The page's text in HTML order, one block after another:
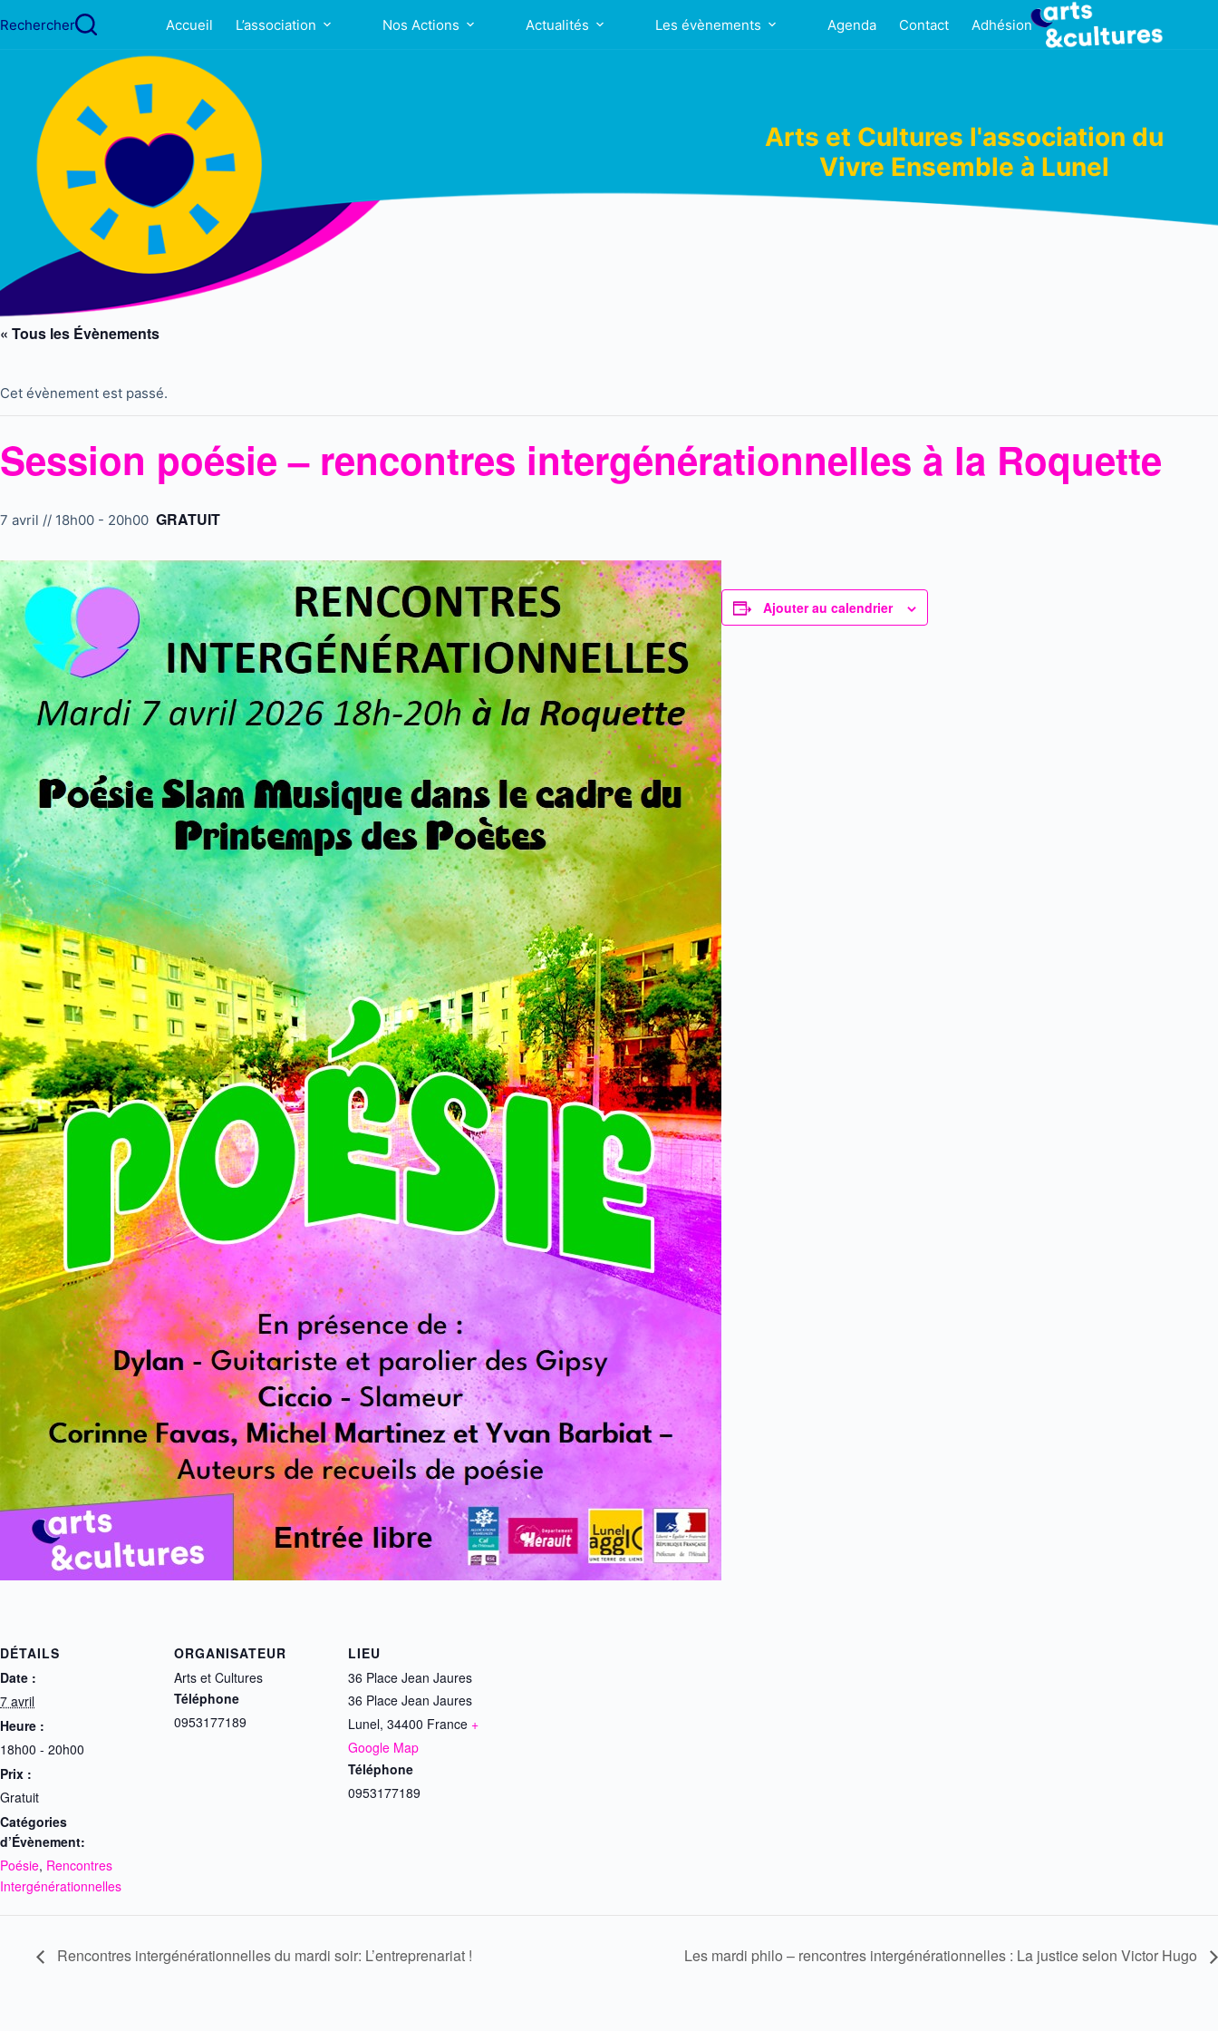
au
Rechercher Accueil L’association Nos Actions Actualités Les évènements Agenda Contact Adhésion
Arts et Cultures l'association du
Vivre Ensemble à Lunel
« Tous les Évènements
Cet évènement est passé.
Session poésie – rencontres intergénérationnelles à la Roquette
7 avril // 18h00 - 20h00 GRATUIT
Ajouter au calendrier
DÉTAILS
Date :
7 avril
Heure :
18h00 - 20h00
Prix :
Gratuit
Catégories
d’Évènement:
Poésie, Rencontres
Intergénérationnelles
ORGANISATEUR
Arts et Cultures
Téléphone
0953177189
LIEU
36 Place Jean Jaures
36 Place Jean Jaures
Lunel, 34400 France +
Google Map
Téléphone
0953177189
Rencontres intergénérationnelles du mardi soir: L’entreprenariat ! Les mardi philo – rencontres intergénérationnelles : La justice selon Victor Hugo